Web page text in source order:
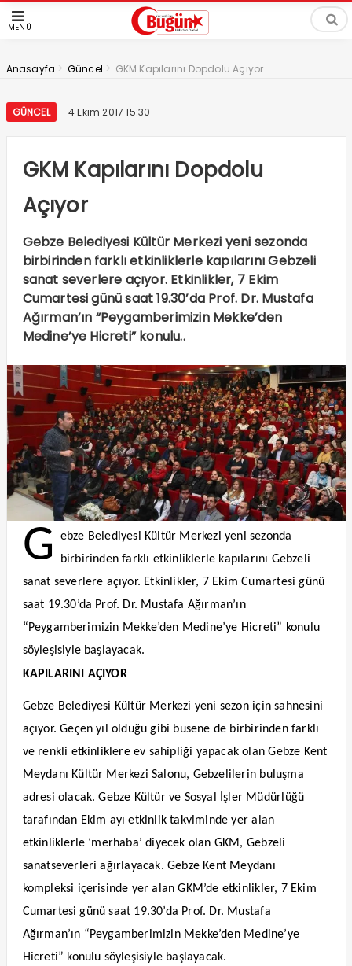
MENÜ
Anasayfa > Güncel > GKM Kapılarını Dopdolu Açıyor
GÜNCEL 4 Ekim 2017 15:30
GKM Kapılarını Dopdolu
Açıyor
Gebze Belediyesi Kültür Merkezi yeni sezonda
birbirinden farklı etkinliklerle kapılarını Gebzeli
sanat severlere açıyor. Etkinlikler, 7 Ekim
Cumartesi günü saat 19.30’da Prof. Dr. Mustafa
Ağırman’ın “Peygamberimizin Mekke’den
Medine’ye Hicreti” konulu..
G
ebze Belediyesi Kültür Merkezi yeni sezonda
birbirinden farklı etkinliklerle kapılarını Gebzeli
sanat severlere açıyor. Etkinlikler, 7 Ekim Cumartesi günü
saat 19.30’da Prof. Dr. Mustafa Ağırman’ın
“Peygamberimizin Mekke’den Medine’ye Hicreti” konulu
söyleşisiyle başlayacak.
KAPILARINI AÇIYOR
Gebze Belediyesi Kültür Merkezi yeni sezon için sahnesini
açıyor. Geçen yıl olduğu gibi busene de birbirinden farklı
ve renkli etkinliklere ev sahipliği yapacak olan Gebze Kent
Meydanı Kültür Merkezi Salonu, Gebzelilerin buluşma
adresi olacak. Gebze Kültür ve Sosyal İşler Müdürlüğü
tarafından Ekim ayı etkinlik takviminde yer alan
etkinliklerle ‘merhaba’ diyecek olan GKM, Gebzeli
sanatseverleri ağırlayacak. Gebze Kent Meydanı
kompleksi içerisinde yer alan GKM’de etkinlikler, 7 Ekim
Cumartesi günü saat 19.30’da Prof. Dr. Mustafa
Ağırman’ın “Peygamberimizin Mekke’den Medine’ye
Hicreti” konulu söyleşisiyle başlayacak.